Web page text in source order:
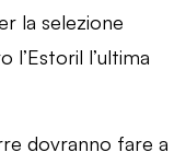
la selezione
l’ultima
dovranno fare a